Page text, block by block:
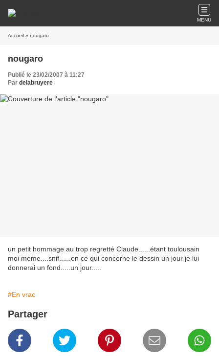
MENU
Accueil » nougaro
nougaro
Publié le 23/02/2007 à 11:27
Par delabruyere
un petit hommage au trop regretté Claude......étant toulousain
moi meme....snif......en ce qui concerne le dessin un jour je lui
donnerai un fond.....un jour.....
#En vrac
Partager